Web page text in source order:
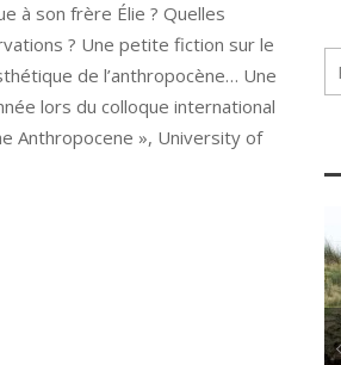
à son frère Élie ? Quelles
? Une petite fiction sur le
de l’anthropocène… Une
lors du colloque international
Anthropocene », University of